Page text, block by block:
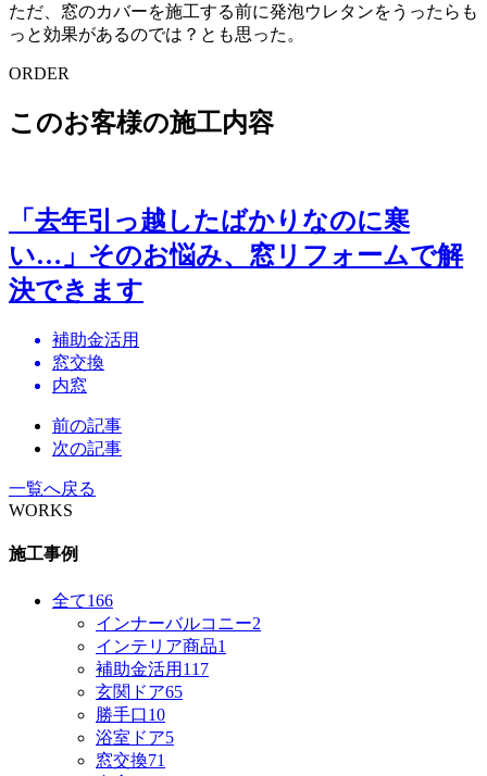
ただ、窓のカバーを施工する前に発泡ウレタンをうったらも
っと効果があるのでは？とも思った。
ORDER
このお客様の施工内容
「去年引っ越したばかりなのに寒
い…」そのお悩み、窓リフォームで解
決できます
補助金活用
窓交換
内窓
前の記事
次の記事
一覧へ戻る
WORKS
施工事例
全て166
インナーバルコニー2
インテリア商品1
補助金活用 117
玄関ドア65
勝手口10
浴室ドア5
窓交換71